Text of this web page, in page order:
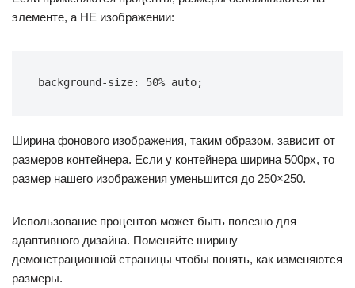
элементе, а НЕ изображении:
background-size: 50% auto;
Ширина фонового изображения, таким образом, зависит от
размеров контейнера. Если у контейнера ширина 500px, то
размер нашего изображения уменьшится до 250×250.
Использование процентов может быть полезно для
адаптивного дизайна. Поменяйте ширину
демонстрационной страницы чтобы понять, как изменяются
размеры.